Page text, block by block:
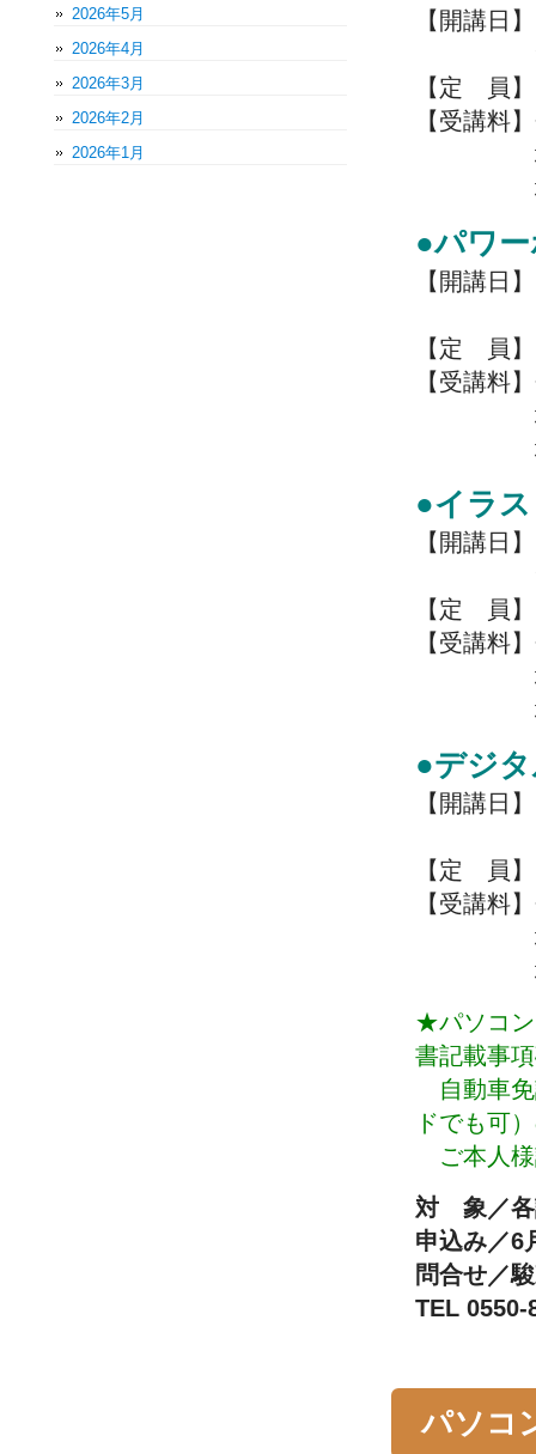
【開講日
【定 員
【受講
地域住
地域外
●パワ
【開講日
【定 員
【受講
地域住
地域外
●イラ
【開講日
【定 員
【受講
地域住
地域外
●デジ
【開講日
【定 員
【受講
地域住
地域外
★パソコン
書記載事
自動車免
ドでも可
ご本人様
対 象／各
申込み／
問合せ／
TEL 0550-
パソコ
2026年5月
2026年4月
2026年3月
2026年2月
2026年1月